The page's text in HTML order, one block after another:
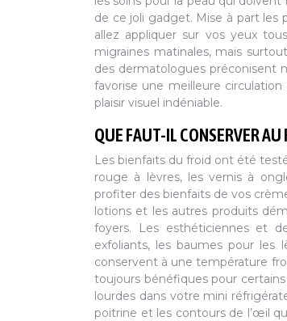
de ce joli gadget. Mise à part les
allez appliquer sur vos yeux
migraines matinales, mais
des dermatologues préconisent
favorise une meilleure
plaisir visuel indéniable.
QUE FAUT-IL CONSERVER AU
Les bienfaits du froid ont été
rouge à lèvres, les vernis à
profiter des bienfaits de vos
lotions et les autres produits
foyers. Les esthéticiennes et
exfoliants, les baumes pour les
conservent à une température
toujours bénéfiques pour
lourdes dans votre mini
poitrine et les contours de l’œil